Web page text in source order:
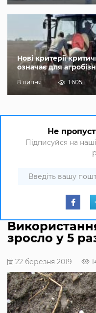
Нові критерії
означає для
8 липня 1 605
Не
Підписуйся на
зросло у 5
22 березня 2019